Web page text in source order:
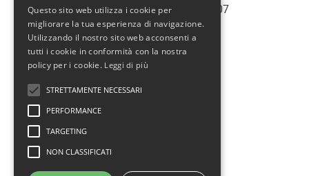
Roma | Italy | Partita Iva N° 16075561007
Info@romawebservice.com
Telefono: 06 455 485 73
Cookie Policy
Termini e condizioni d'uso
Politica sui rimborsi
Questo sito web utilizza i cookie per
migliorare la tua esperienza di navigazione.
Utilizzando il nostro sito web acconsenti a
tutti i cookie in conformità con la nostra
policy per i cookie. Leggi di più
STRETTAMENTE NECESSARI
PERFORMANCE
TARGETING
NON CLASSIFICATI